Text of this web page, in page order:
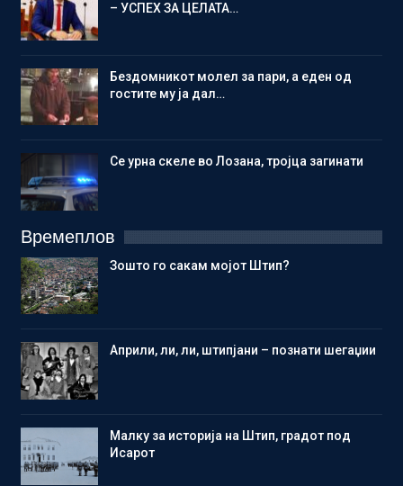
– УСПЕХ ЗА ЦЕЛАТА…
Бездомникот молел за пари, а еден од
гостите му ја дал…
Се урна скеле во Лозана, тројца загинати
Времеплов
Зошто го сакам мојот Штип?
Aприли, ли, ли, штипјани – познати шегаџии
Малку за историја на Штип, градот под
Исарот